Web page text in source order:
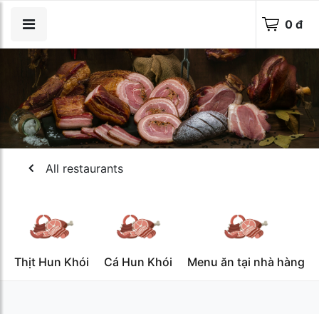
0 đ
All restaurants
Thịt Hun Khói Cá Hun Khói Menu ăn tại nhà hàng